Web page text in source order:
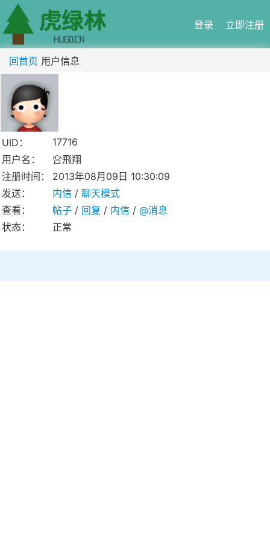
登录 立即注册
回首页 用户信息
UID：
17716
用户名：
吢飛翔
注册时间：
2013年08月09日 10:30:09
发送：
内信 / 聊天模式
查看：
帖子 / 回复 / 内信 / @消息
状态：
正常